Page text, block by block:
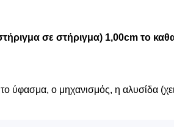
σε στήριγμα) 1,00cm το
ύφασμα, ο μηχανισμός, η αλυσίδα